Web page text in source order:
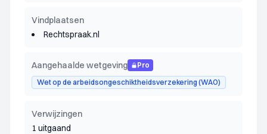
Vindplaatsen
Rechtspraak.nl
Aangehaalde wetgeving
Pro
Wet op de arbeidsongeschiktheidsverzekering (WAO)
Verwijzingen
1 uitgaand